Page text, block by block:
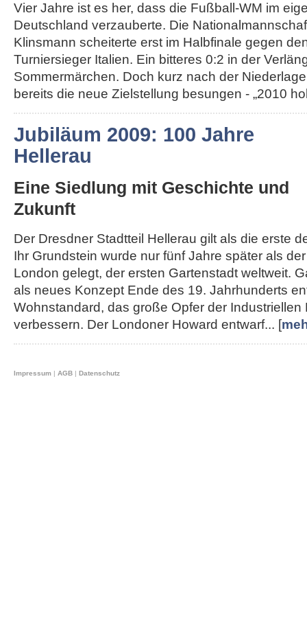
Vier Jahre ist es her, dass die Fußball-WM im
Deutschland verzauberte. Die
Klinsmann scheiterte erst im Halbfinale gegen
Turniersieger Italien. Ein bitteres 0:2 in der
Sommermärchen. Doch kurz nach der
bereits die neue Zielstellung besungen - „2010
Jubiläum 2009: 100 Jahre
Hellerau
Eine Siedlung mit Geschichte und
Zukunft
Der Dresdner Stadtteil Hellerau gilt als die erste
Ihr Grundstein wurde nur fünf Jahre später als
London gelegt, der ersten Gartenstadt weltweit.
als neues Konzept Ende des 19. Jahrhunderts
Wohnstandard, das große Opfer der Industriellen
verbessern. Der Londoner Howard entwarf... [
Impressum | AGB | Datenschutz